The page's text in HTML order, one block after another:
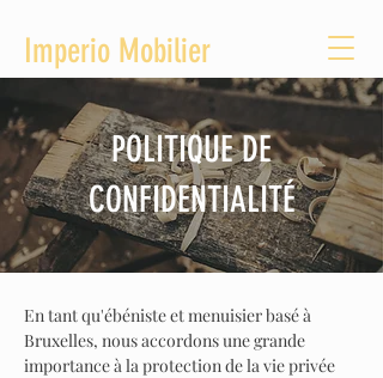
Imperio Mobilier
POLITIQUE DE
CONFIDENTIALITÉ
En tant qu'ébéniste et menuisier basé à
Bruxelles, nous accordons une grande
importance à la protection de la vie privée